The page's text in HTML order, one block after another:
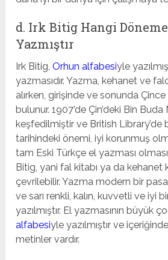
d. Irk Bitig Hangi
Yazmıştır
Irk Bitig,Orhun alfabesiyle
yazmasıdır. Yazma, kehanet ve
alırken, girişinde ve sonunda
bulunur. 1907’de Çin’deki Bin Buda
keşfedilmiştir ve British Library’de
tarihindeki önemi, iyi korunmuş
tam Eski Türkçe el yazması
Bitig, yani fal kitabı ya da kehanet
çevrilebilir. Yazma modern bir
ve sarı renkli, kalın, kuvvetli ve iyi
yazılmıştır. El yazmasının büyük
alfabesiyle yazılmıştır ve
metinler vardır.